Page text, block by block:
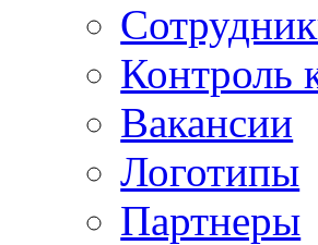
Контроль
Вакансии
Логотипы
Партнеры